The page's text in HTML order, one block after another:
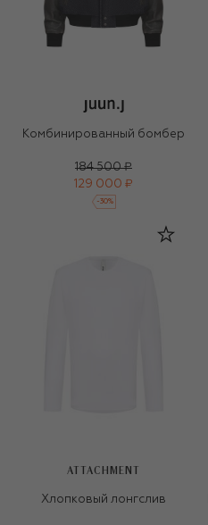
Комбинированный бомбер
184 500 ₽
129 000 ₽
-30%
ATTACHMENT
Хлопковый лонгслив